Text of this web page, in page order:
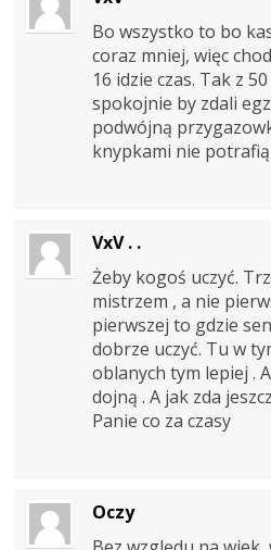
Bo wszystko to bo
coraz mniej, więc
16 idzie czas. Tak z
spokojnie by zdali
podwójną
knypkami nie
VxV . .
Żeby kogoś uczyć.
mistrzem , a nie
pierwszej to gdzie
dobrze uczyć. Tu w
oblanych tym lepiej .
dojną . A jak zda
Panie co za czasy
Oczy